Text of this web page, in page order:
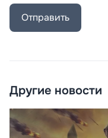
Отправить
Другие новости